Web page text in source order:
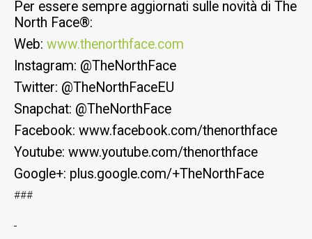
Per essere sempre aggiornati sulle novità di The
North Face®:
Web: www.thenorthface.com
Instagram: @TheNorthFace
Twitter: @TheNorthFaceEU
Snapchat: @TheNorthFace
Facebook: www.facebook.com/thenorthface
Youtube: www.youtube.com/thenorthface
Google+: plus.google.com/+TheNorthFace
###